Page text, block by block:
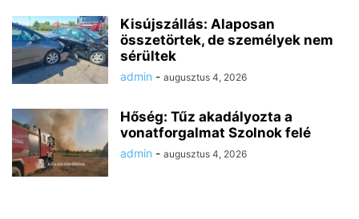
Kisújszállás: Alaposan
összetörtek, de személyek nem
sérültek
admin - augusztus 4, 2026
Hőség: Tűz akadályozta a
vonatforgalmat Szolnok felé
admin - augusztus 4, 2026